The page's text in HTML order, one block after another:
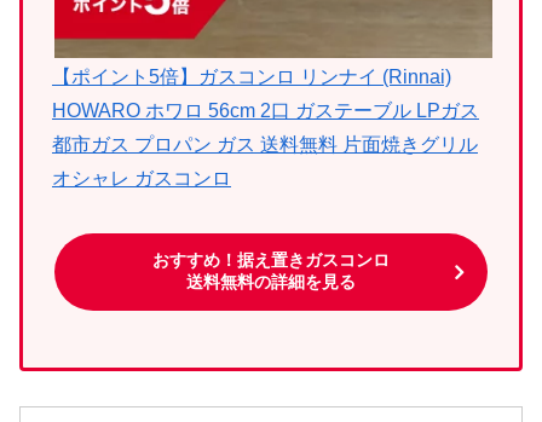
【ポイント5倍】ガスコンロ リンナイ (Rinnai)
HOWARO ホワロ 56cm 2口 ガステーブル LPガス
都市ガス プロパン ガス 送料無料 片面焼きグリル
オシャレ ガスコンロ
おすすめ！据え置きガスコンロ
送料無料の詳細を見る